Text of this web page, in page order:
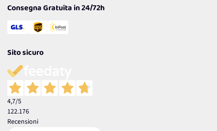
Consegna Gratuita in 24/72h
Sito sicuro
4,7/5
122.176
Recensioni